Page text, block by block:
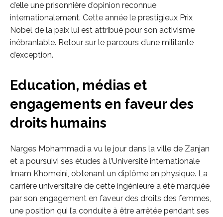
d’elle une prisonnière d’opinion reconnue
internationalement. Cette année le prestigieux Prix
Nobel de la paix lui est attribué pour son activisme
inébranlable. Retour sur le parcours d’une militante
d’exception.
Education, médias et
engagements en faveur des
droits humains
Narges Mohammadi a vu le jour dans la ville de Zanjan
et a poursuivi ses études à l’Université internationale
Imam Khomeini, obtenant un diplôme en physique. La
carrière universitaire de cette ingénieure a été marquée
par son engagement en faveur des droits des femmes,
une position qui l’a conduite à être arrêtée pendant ses